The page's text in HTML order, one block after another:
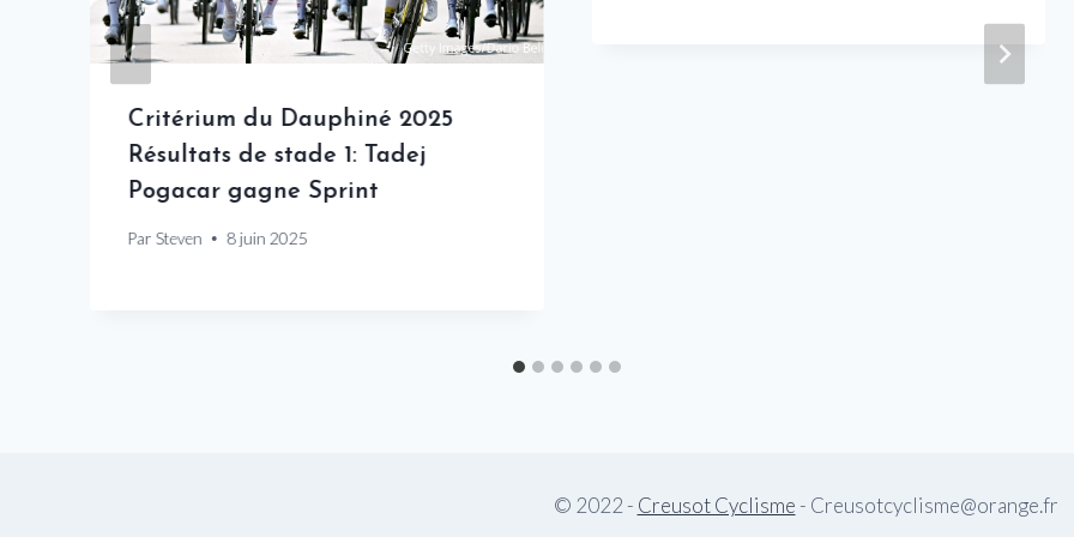
Critérium du Dauphiné 2025
Résultats de stade 1: Tadej
Pogacar gagne Sprint
Par Steven 8 juin 2025
© 2022 - Creusot Cyclisme - Creusotcyclisme@orange.fr